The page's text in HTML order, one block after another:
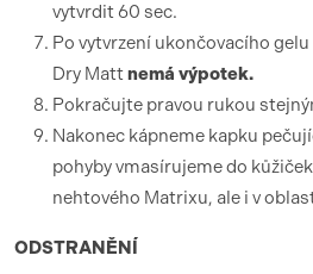
vytvrdit 60 sec.
Po vytvrzení ukončovacího
Dry Mattnemá výpotek.
Pokračujte pravou rukou
Nakonec kápneme kapku
pohyby vmasírujeme do
nehtového Matrixu, ale i v
ODSTRANĚNÍ